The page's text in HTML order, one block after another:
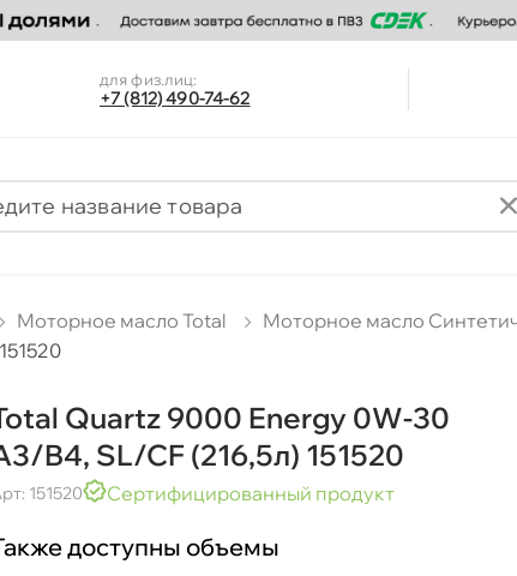
для физ.лиц:
+7 (812) 490-74-62
Моторное масло Total
Моторное масло
Quartz 9000 Energy 0W-30
B4, SL/CF (216,5л) 151520
151520 Сертифицированный продукт
доступны объемы